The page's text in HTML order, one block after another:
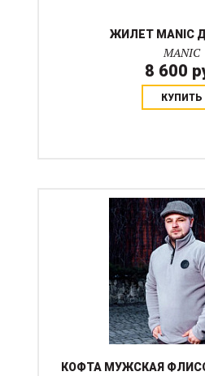
ЖИЛЕТ MANIC
MANIC
8 600
КУПИТЬ
КОФТА МУЖСКАЯ